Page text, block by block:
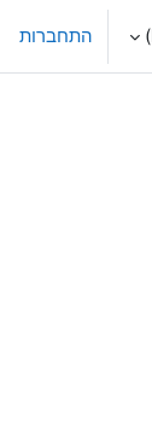
התחברות